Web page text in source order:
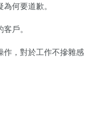
何要道歉。
戶。
作，對於工作不摻雜感